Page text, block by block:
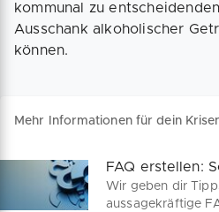
kommunal zu
Ausschank alkoholischer
können.
Mehr Informationen für dein
Wir geben dir
aussagekräftige